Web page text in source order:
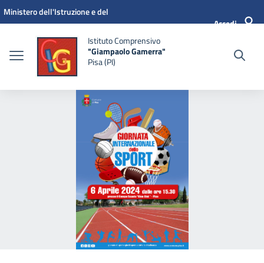
Vai ai contenuti
Vai al menu di navigazione
Vai al footer
Ministero dell'Istruzione e del
Accedi
Istituto Comprensivo
"Giampaolo Gamerra"
Pisa (PI)